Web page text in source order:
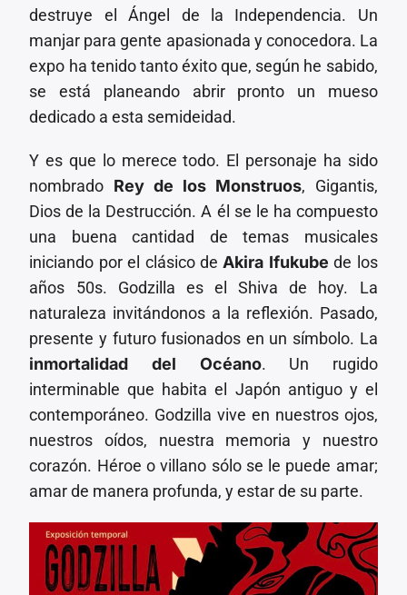
destruye el Ángel de la Independencia. Un
manjar para gente apasionada y conocedora. La
expo ha tenido tanto éxito que, según he sabido,
se está planeando abrir pronto un mueso
dedicado a esta semideidad.
Y es que lo merece todo. El personaje ha sido
nombrado Rey de los Monstruos, Gigantis,
Dios de la Destrucción. A él se le ha compuesto
una buena cantidad de temas musicales
iniciando por el clásico de Akira Ifukube de los
años 50s. Godzilla es el Shiva de hoy. La
naturaleza invitándonos a la reflexión. Pasado,
presente y futuro fusionados en un símbolo. La
inmortalidad del Océano. Un rugido
interminable que habita el Japón antiguo y el
contemporáneo. Godzilla vive en nuestros ojos,
nuestros oídos, nuestra memoria y nuestro
corazón. Héroe o villano sólo se le puede amar;
amar de manera profunda, y estar de su parte.